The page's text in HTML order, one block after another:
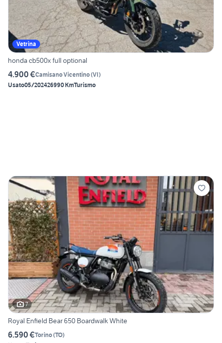
Vetrina
honda cb500x full optional
4.900 €Camisano Vicentino(VI)
Usato05/202426990 KmTurismo
7
Royal Enfield Bear 650 Boardwalk White
6.590 €Torino(TO)